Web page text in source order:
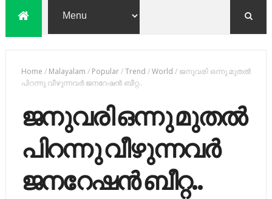
Home / Malayalam / Popular/Trend /World / ജനുവരി ഒന്നു മുതൽ
പിറന്നു വീഴുന്നവർ ജനറേഷൻ ബീറ്റ..
ജനുവരി ഒന്നു മുതൽ
പിറന്നു വീഴുന്നവർ
ജനറേഷൻ ബീറ്റ..